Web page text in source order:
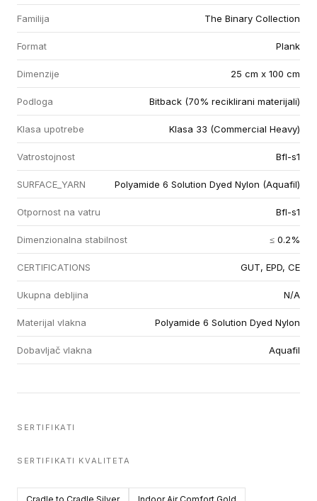
Familija The Binary Collection
Format Plank
Dimenzije 25 cm x 100 cm
Podloga Bitback (70% reciklirani materijali)
Klasa upotrebe Klasa 33 (Commercial Heavy)
Vatrostojnost Bfl-s1
SURFACE_YARN Polyamide 6 Solution Dyed Nylon (Aquafil)
Otpornost na vatru Bfl-s1
Dimenzionalna stabilnost ≤ 0.2%
CERTIFICATIONS GUT, EPD, CE
Ukupna debljina N/A
Materijal vlakna Polyamide 6 Solution Dyed Nylon
Dobavljač vlakna Aquafil
SERTIFIKATI
SERTIFIKATI KVALITETA